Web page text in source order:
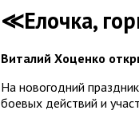
≪Елочка,
Виталий Хоценко
На новогодний
боевых действий и